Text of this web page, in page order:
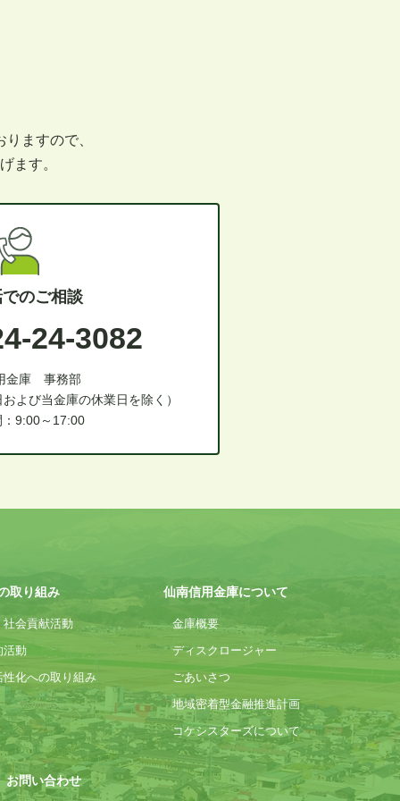
ますので、
ます。
のご相談
24-3082
金庫 事務部
よび当金庫の休業日を除く）
：9:00～17:00
取り組み
社会貢献活動
活動
性化への取り組み
仙南信用金庫について
金庫概要
ディスクロージャー
ごあいさつ
地域密着型金融推進計画
コケシスターズについて
お問い合わせ